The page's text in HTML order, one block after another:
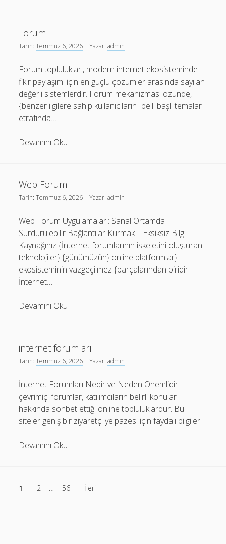
Forum
Tarih:Temmuz 6, 2026 | Yazar:admin
Forum toplulukları, modern internet ekosisteminde
fikir paylaşımı için en güçlü çözümler arasında sayılan
değerli sistemlerdir. Forum mekanizması özünde,
{benzer ilgilere sahip kullanıcıların|belli başlı temalar
etrafında…
Devamını Oku
Web Forum
Tarih:Temmuz 6, 2026 | Yazar:admin
Web Forum Uygulamaları: Sanal Ortamda
Sürdürülebilir Bağlantılar Kurmak – Eksiksiz Bilgi
Kaynağınız {İnternet forumlarının iskeletini oluşturan
teknolojiler} {günümüzün} online platformlar}
ekosisteminin vazgeçilmez {parçalarından biridir.
İnternet…
Devamını Oku
internet forumları
Tarih:Temmuz 6, 2026 | Yazar:admin
İnternet Forumları Nedir ve Neden Önemlidir
çevrimiçi forumlar, katılımcıların belirli konular
hakkında sohbet ettiği online topluluklardur. Bu
siteler geniş bir ziyaretçi yelpazesi için faydalı bilgiler…
Devamını Oku
Yazı
sayfalaması
1 2 … 56 İleri